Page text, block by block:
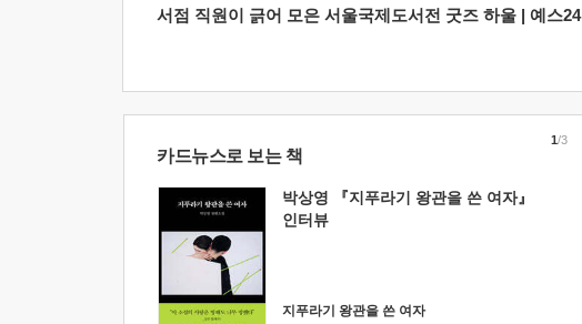
서점 직원이 긁어 모은 서울국제도서전 굿즈 하울 | 예스24
카드뉴스로 보는 책
박상영 『지푸라기 왕관을 쓴 여자』
인터뷰
지푸라기 왕관을 쓴 여자
1/3